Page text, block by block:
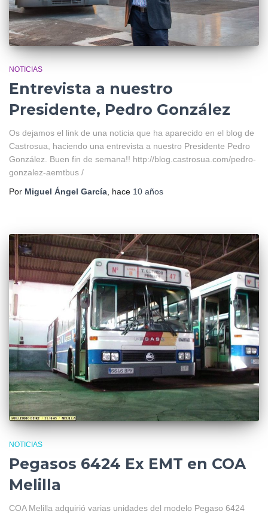
NOTICIAS
Entrevista a nuestro
Presidente, Pedro González
Os dejamos el link de una noticia que ha aparecido en el blog de
Castrosua, haciendo una entrevista a nuestro Presidente Pedro
González. Buen fin de semana!! http://blog.castrosua.com/pedro-
gonzalez-aemtbus /
Por Miguel Ángel García , hace 10 años
NOTICIAS
Pegasos 6424 Ex EMT en COA
Melilla
COA Melilla adquirió varias unidades del modelo Pegaso 6424